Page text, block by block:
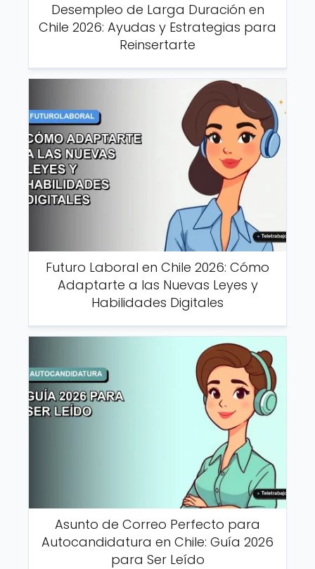
Desempleo de Larga Duración en
Chile 2026: Ayudas y Estrategias para
Reinsertarte
Futuro Laboral en Chile 2026: Cómo
Adaptarte a las Nuevas Leyes y
Habilidades Digitales
Asunto de Correo Perfecto para
Autocandidatura en Chile: Guía 2026
para Ser Leído